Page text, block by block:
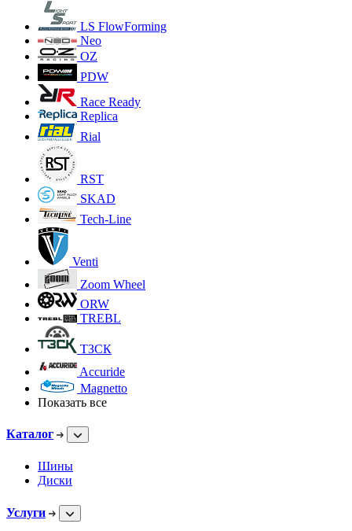
LS FlowForming
Neo
OZ
PDW
Race Ready
Replica
Rial
RST
SKAD
Tech-Line
Venti
Zoom Wheel
ORW
TREBL
ТЗСК
Accuride
Magnetto
Показать все
Каталог
Шины
Диски
Услуги